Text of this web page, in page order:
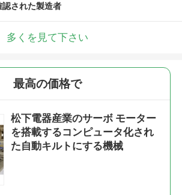
認された製造者
多くを見て下さい
最高の価格で
松下電器産業のサーボ モーター
を搭載するコンピュータ化され
た自動キルトにする機械